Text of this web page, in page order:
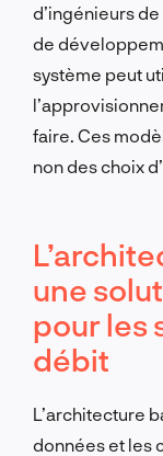
d’ingénieurs
de
système peut
faire. Ces
non des choix
une
pour les
débit
L’architecture
données et les